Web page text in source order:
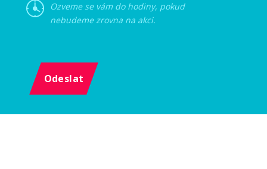
Ozveme se vám do hodiny, pokud
nebudeme zrovna na akci.
Odeslat